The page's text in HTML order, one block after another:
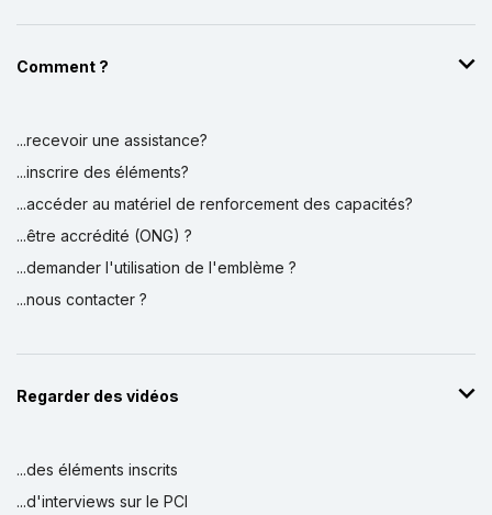
Comment ?
...recevoir une assistance?
...inscrire des éléments?
...accéder au matériel de renforcement des capacités?
...être accrédité (ONG) ?
...demander l'utilisation de l'emblème ?
...nous contacter ?
Regarder des vidéos
...des éléments inscrits
...d'interviews sur le PCI